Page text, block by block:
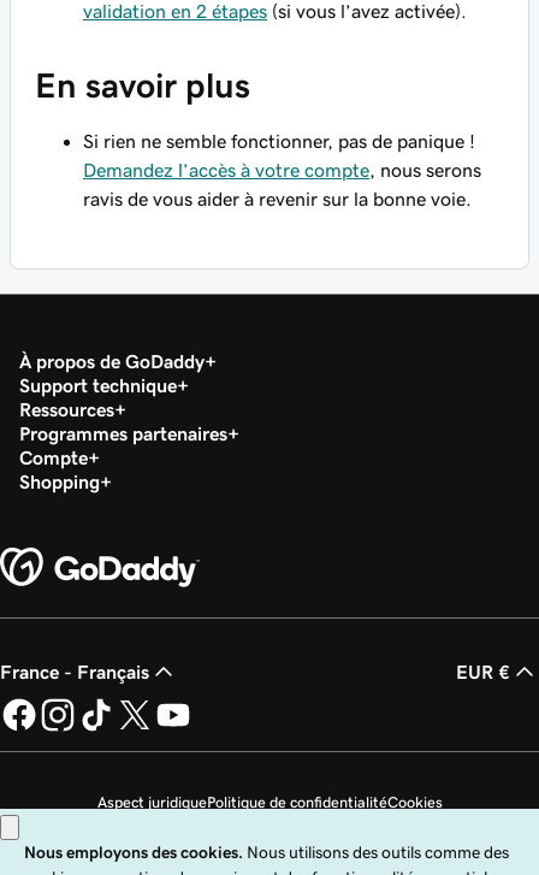
validation en 2 étapes (si vous l’avez activée).
En savoir plus
Si rien ne semble fonctionner, pas de panique !
Demandez l’accès à votre compte , nous serons
ravis de vous aider à revenir sur la bonne voie.
À propos de GoDaddy
Support technique
Ressources
Programmes partenaires
Compte
Shopping
France - Français EUR €
Aspect juridiquePolitique de confidentialitéCookies
Ne revendez pas mes informations personnelles